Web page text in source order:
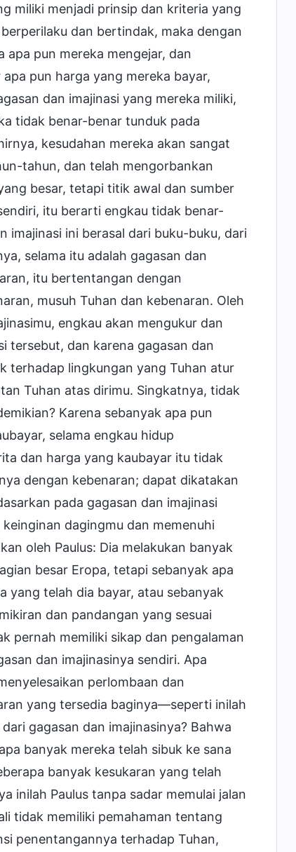
miliki menjadi prinsip dan kriteria yang
dan bertindak, maka dengan
apa pun mereka mengejar, dan
pun harga yang mereka bayar,
dan imajinasi yang mereka miliki,
tidak benar-benar tunduk pada
kesudahan mereka akan sangat
tahun, dan telah mengorbankan
besar, tetapi titik awal dan sumber
itu berarti engkau tidak benar-
imajinasi ini berasal dari buku-buku, dari
selama itu adalah gagasan dan
itu bertentangan dengan
musuh Tuhan dan kebenaran. Oleh
engkau akan mengukur dan
tersebut, dan karena gagasan dan
terhadap lingkungan yang Tuhan atur
Tuhan atas dirimu. Singkatnya, tidak
Karena sebanyak apa pun
selama engkau hidup
dan harga yang kaubayar itu tidak
dengan kebenaran; dapat dikatakan
pada gagasan dan imajinasi
dagingmu dan memenuhi
oleh Paulus: Dia melakukan banyak
besar Eropa, tetapi sebanyak apa
yang telah dia bayar, atau sebanyak
dan pandangan yang sesuai
pernah memiliki sikap dan pengalaman
dan imajinasinya sendiri. Apa
perlombaan dan
yang tersedia baginya—seperti inilah
gagasan dan imajinasinya? Bahwa
banyak mereka telah sibuk ke sana
banyak kesukaran yang telah
inilah Paulus tanpa sadar memulai jalan
tidak memiliki pemahaman tentang
penentangannya terhadap Tuhan,